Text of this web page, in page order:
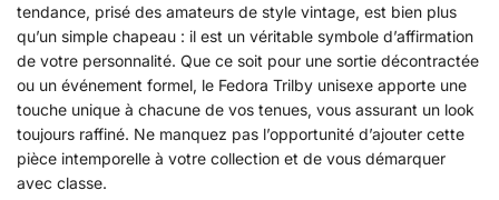
tendance, prisé des amateurs de style vintage, est bien plus
qu’un simple chapeau : il est un véritable symbole d’affirmation
de votre personnalité. Que ce soit pour une sortie décontractée
ou un événement formel, le Fedora Trilby unisexe apporte une
touche unique à chacune de vos tenues, vous assurant un look
toujours raffiné. Ne manquez pas l’opportunité d’ajouter cette
pièce intemporelle à votre collection et de vous démarquer
avec classe.